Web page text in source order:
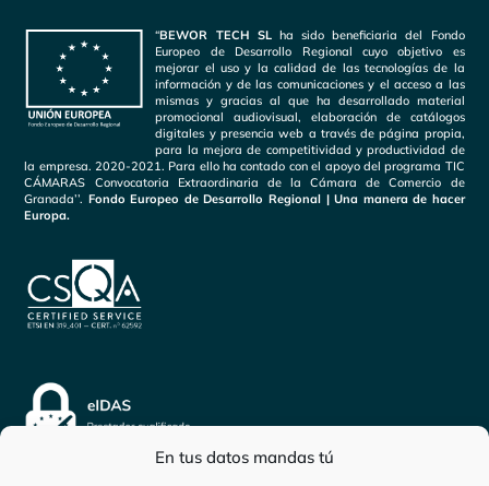
En tus datos mandas tú
“BEWOR TECH SLha sido beneficiaria del Fondo
Europeo de Desarrollo Regional cuyo objetivo es
mejorar el uso y la calidad de las tecnologías de la
información y de las comunicaciones y el acceso a las
mismas y gracias al que ha desarrollado material
promocional audiovisual, elaboración de catálogos
digitales y presencia web a través de página propia,
para la mejora de competitividad y productividad de
la empresa. 2020-2021. Para ello ha contado con el apoyo del programa TIC
CÁMARAS Convocatoria Extraordinaria de la Cámara de Comercio de
Granada’’. Fondo Europeo de Desarrollo Regional | Una manera de hacer
Europa.